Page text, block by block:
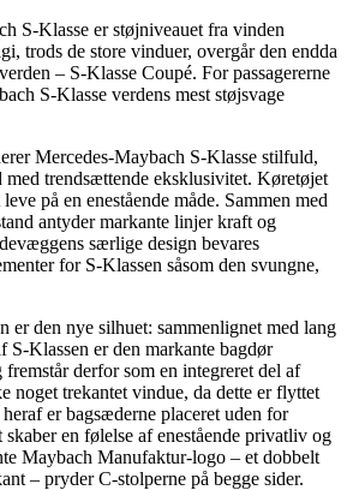
S-Klasse er støjniveauet fra vinden
trods de store vinduer, overgår den endda
– S-Klasse Coupé. For passagererne
S-Klasse verdens mest støjsvage
Mercedes-Maybach S-Klasse stilfuld,
med trendsættende eksklusivitet. Køretøjet
på en enestående måde. Sammen med
antyder markante linjer kraft og
særlige design bevares
for S-Klassen såsom den svungne,
er den nye silhuet: sammenlignet med lang
S-Klassen er den markante bagdør
derfor som en integreret del af
noget trekantet vindue, da dette er flyttet
er bagsæderne placeret uden for
en følelse af enestående privatliv og
Maybach Manufaktur-logo – et dobbelt
– pryder C-stolperne på begge sider.